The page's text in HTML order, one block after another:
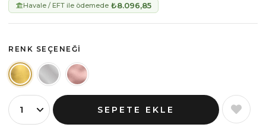
Havale / EFT ile ödemede ₺8.096,85
RENK SEÇENEĞI